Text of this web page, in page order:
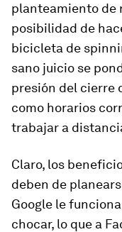
planteamiento de
posibilidad de
bicicleta de
sano juicio se
presión del cierre
como horarios
trabajar a
Claro, los
deben de
Google le
chocar, lo que a